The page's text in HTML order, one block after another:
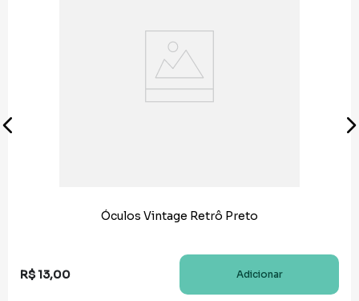
Óculos Vintage Retrô Preto
R$13,00 Adicionar